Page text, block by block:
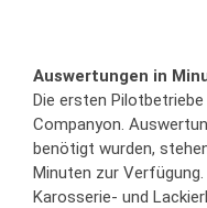
Auswertungen in
Die ersten
Companyon.
benötigt wurden,
Minuten zur
Karosserie- und